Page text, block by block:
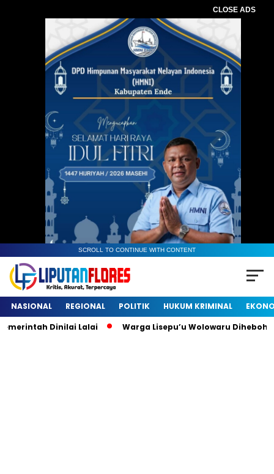
CLOSE ADS
SCROLL TO CONTINUE WITH CONTENT
NASIONAL REGIONAL POLITIK HUKUM KRIMINAL
Dinilai Lalai
Warga Lisepu’u Wolowaru